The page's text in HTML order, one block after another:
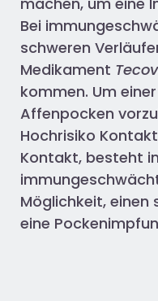
Bei
schweren
Medikament
kommen. Um
Affenpocken
Hochrisiko
Kontakt, besteht
Möglichkeit, einen
eine